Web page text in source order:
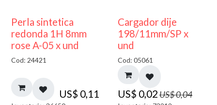
Perla sintetica
redonda 1H 8mm
rose A-05 x und
Cod: 24421
US$ 0,11
50% DESCUENTO
Cargador dije
198/11mm/SP x
und
Cod: 05061
US$ 0,02US$0,04